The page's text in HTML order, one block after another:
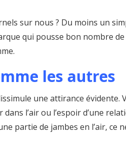
sur nous ? Du moins un
qui pousse bon nombre
les autres
une attirance évidente.
l’air ou l’espoir d’une
partie de jambes en l’air, ce